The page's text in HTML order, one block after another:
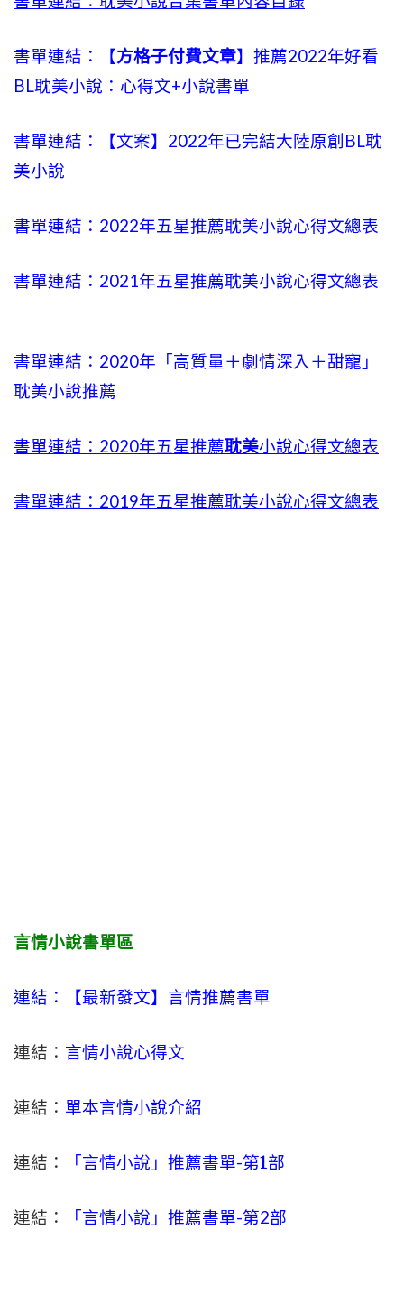
書單連結：【方格子付費文章】推薦2022年好看
BL耽美小說：心得文+小說書單
書單連結：【文案】2022年已完結大陸原創BL耽
美小說
書單連結：2022年五星推薦耽美小說心得文總表
書單連結：2021年五星推薦耽美小說心得文總表
書單連結：2020年「高質量＋劇情深入＋甜寵」
耽美小說推薦
書單連結：2020年五星推薦耽美小說心得文總表
書單連結：2019年五星推薦耽美小說心得文總表
言情小說書單區
連結：【最新發文】 言情推薦書單
連結： 言情小說心得文
連結： 單本言情小說介紹
連結： 「言情小說」推薦書單-第1部
連結： 「言情小說」推薦書單-第2部